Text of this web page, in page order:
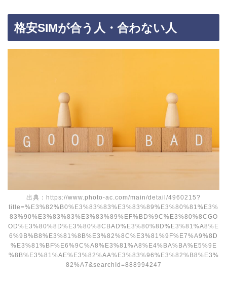
格安SIMが合う人・合わない人
出典：https://www.photo-ac.com/main/detail/4960215?
title=%E3%82%B0%E3%83%83%E3%83%89%E3%80%81%E3%
83%90%E3%83%83%E3%83%89%EF%BD%9C%E3%80%8CGO
OD%E3%80%8D%E3%80%8CBAD%E3%80%8D%E3%81%A8%E
6%9B%B8%E3%81%8B%E3%82%8C%E3%81%9F%E7%A9%8D
%E3%81%BF%E6%9C%A8%E3%81%A8%E4%BA%BA%E5%9E
%8B%E3%81%AE%E3%82%AA%E3%83%96%E3%82%B8%E3%
82%A7&searchId=888994247